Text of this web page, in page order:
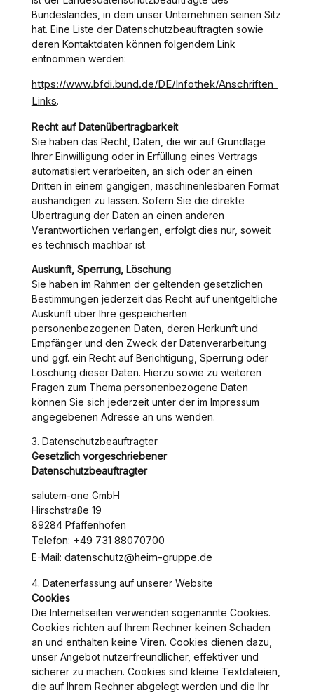
Bundeslandes, in dem unser Unternehmen seinen Sitz
hat. Eine Liste der Datenschutzbeauftragten sowie
deren Kontaktdaten können folgendem Link
entnommen werden:
https://www.bfdi.bund.de/DE/Infothek/Anschriften_
Links.
Recht auf Datenübertragbarkeit
Sie haben das Recht, Daten, die wir auf Grundlage
Ihrer Einwilligung oder in Erfüllung eines Vertrags
automatisiert verarbeiten, an sich oder an einen
Dritten in einem gängigen, maschinenlesbaren Format
aushändigen zu lassen. Sofern Sie die direkte
Übertragung der Daten an einen anderen
Verantwortlichen verlangen, erfolgt dies nur, soweit
es technisch machbar ist.
Auskunft, Sperrung, Löschung
Sie haben im Rahmen der geltenden gesetzlichen
Bestimmungen jederzeit das Recht auf unentgeltliche
Auskunft über Ihre gespeicherten
personenbezogenen Daten, deren Herkunft und
Empfänger und den Zweck der Datenverarbeitung
und ggf. ein Recht auf Berichtigung, Sperrung oder
Löschung dieser Daten. Hierzu sowie zu weiteren
Fragen zum Thema personenbezogene Daten
können Sie sich jederzeit unter der im Impressum
angegebenen Adresse an uns wenden.
3. Datenschutzbeauftragter
Gesetzlich vorgeschriebener
Datenschutzbeauftragter
salutem-one GmbH
Hirschstraße 19
89284 Pfaffenhofen
Telefon: +49 731 88070700
E-Mail: datenschutz@heim-gruppe.de
4. Datenerfassung auf unserer Website
Cookies
Die Internetseiten verwenden sogenannte Cookies.
Cookies richten auf Ihrem Rechner keinen Schaden
an und enthalten keine Viren. Cookies dienen dazu,
unser Angebot nutzerfreundlicher, effektiver und
sicherer zu machen. Cookies sind kleine Textdateien,
die auf Ihrem Rechner abgelegt werden und die Ihr